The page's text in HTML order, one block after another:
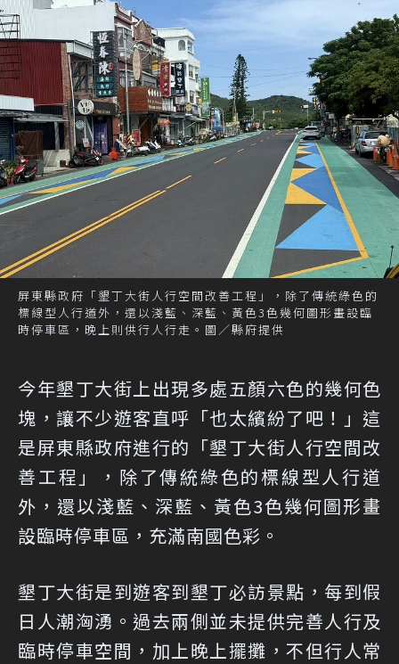
屏東縣政府「墾丁大街人行空間改善工程」，除了傳統綠色的
標線型人行道外，還以淺藍、深藍、黃色3色幾何圖形畫設臨
時停車區，晚上則供行人行走。圖／縣府提供
今年墾丁大街上出現多處五顏六色的幾何色
塊，讓不少遊客直呼「也太繽紛了吧！」這
是屏東縣政府進行的「墾丁大街人行空間改
善工程」，除了傳統綠色的標線型人行道
外，還以淺藍、深藍、黃色3色幾何圖形畫
設臨時停車區，充滿南國色彩。
墾丁大街是到遊客到墾丁必訪景點，每到假
日人潮洶湧。過去兩側並未提供完善人行及
臨時停車空間，加上晚上擺攤，不但行人常